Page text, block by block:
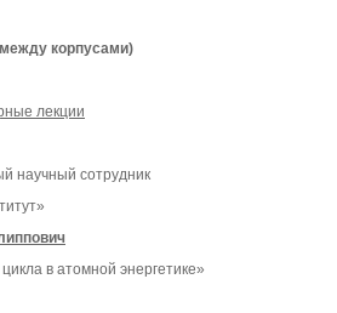
корпусами)
лекции
научный сотрудник
в атомной энергетике»